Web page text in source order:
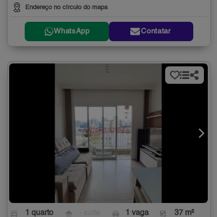
Endereço no círculo do mapa
WhatsApp Contatar
1 quarto 1 vaga 37 m²